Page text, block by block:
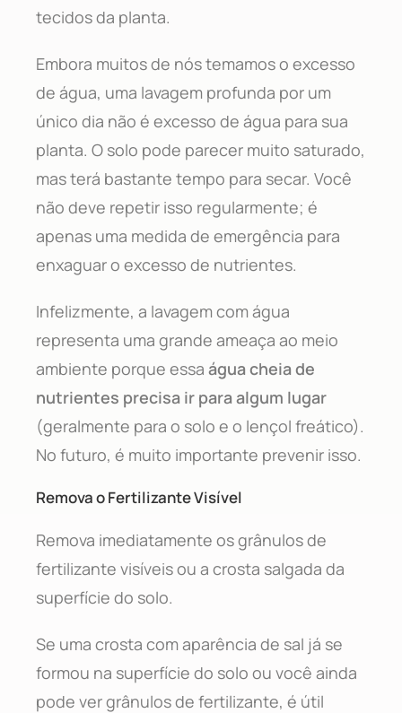
tecidos da planta.
Embora muitos de nós temamos o excesso
de água, uma lavagem profunda por um
único dia não é excesso de água para sua
planta. O solo pode parecer muito saturado,
mas terá bastante tempo para secar. Você
não deve repetir isso regularmente; é
apenas uma medida de emergência para
enxaguar o excesso de nutrientes.
Infelizmente, a lavagem com água
representa uma grande ameaça ao meio
ambiente porque essa água cheia de
nutrientes precisa ir para algum lugar
(geralmente para o solo e o lençol freático).
No futuro, é muito importante prevenir isso.
Remova o Fertilizante Visível
Remova imediatamente os grânulos de
fertilizante visíveis ou a crosta salgada da
superfície do solo.
Se uma crosta com aparência de sal já se
formou na superfície do solo ou você ainda
pode ver grânulos de fertilizante, é útil